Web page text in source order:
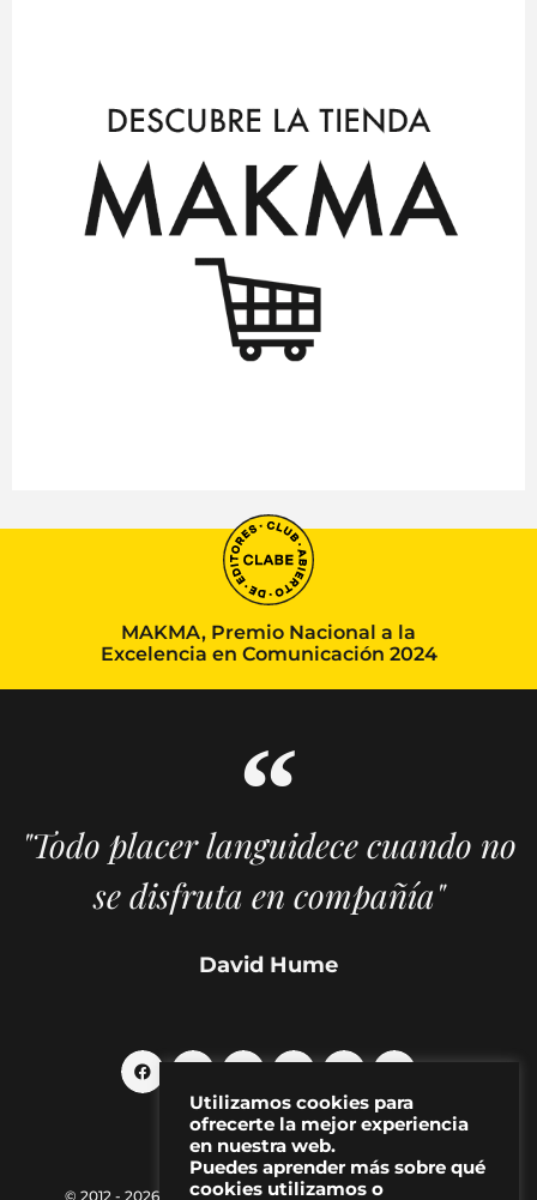
MAKMA, Premio Nacional a la
Excelencia en Comunicación 2024
"Todo placer languidece cuando no
se disfruta en compañía"
David Hume
© 2012 - 2026 MAKMA | Revista de artes visuales y cultura
Utilizamos cookies para
ofrecerte la mejor experiencia
en nuestra web.
Puedes aprender más sobre qué
cookies utilizamos o